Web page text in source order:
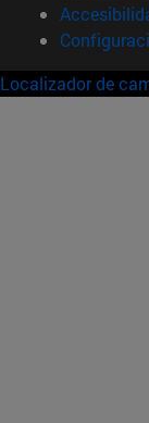
Localizador de